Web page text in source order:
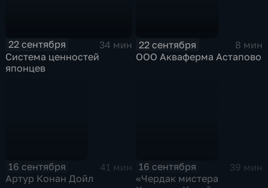
22 сентября
34 мин
Система ценностей
японцев
22 сентября
8 мин
ООО Акваферма Астапово
16 сентября
41 мин
Артур Конан Дойл
16 сентября
39 мин
«Чердак мистера